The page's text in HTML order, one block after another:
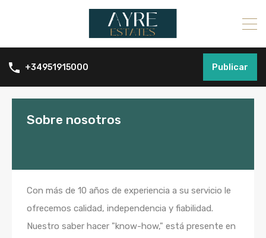
+34951915000 Publicar
Sobre nosotros
Con más de 10 años de experiencia a su servicio le
ofrecemos calidad, independencia y fiabilidad.
Nuestro saber hacer "know-how," está presente en